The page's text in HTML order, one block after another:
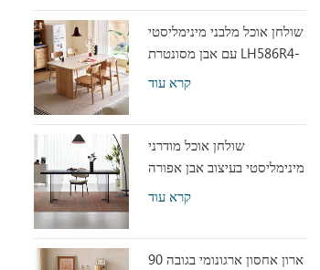
שולחן אוכל מלבני מינימליסטי
עם אבן מסונטרת LH586R4-
C
קרא עוד
שולחן אוכל מודרני
מינימליסטי בעיצוב אבן אפורה
קרא עוד
ארון אחסון ארגונומי בגובה 90